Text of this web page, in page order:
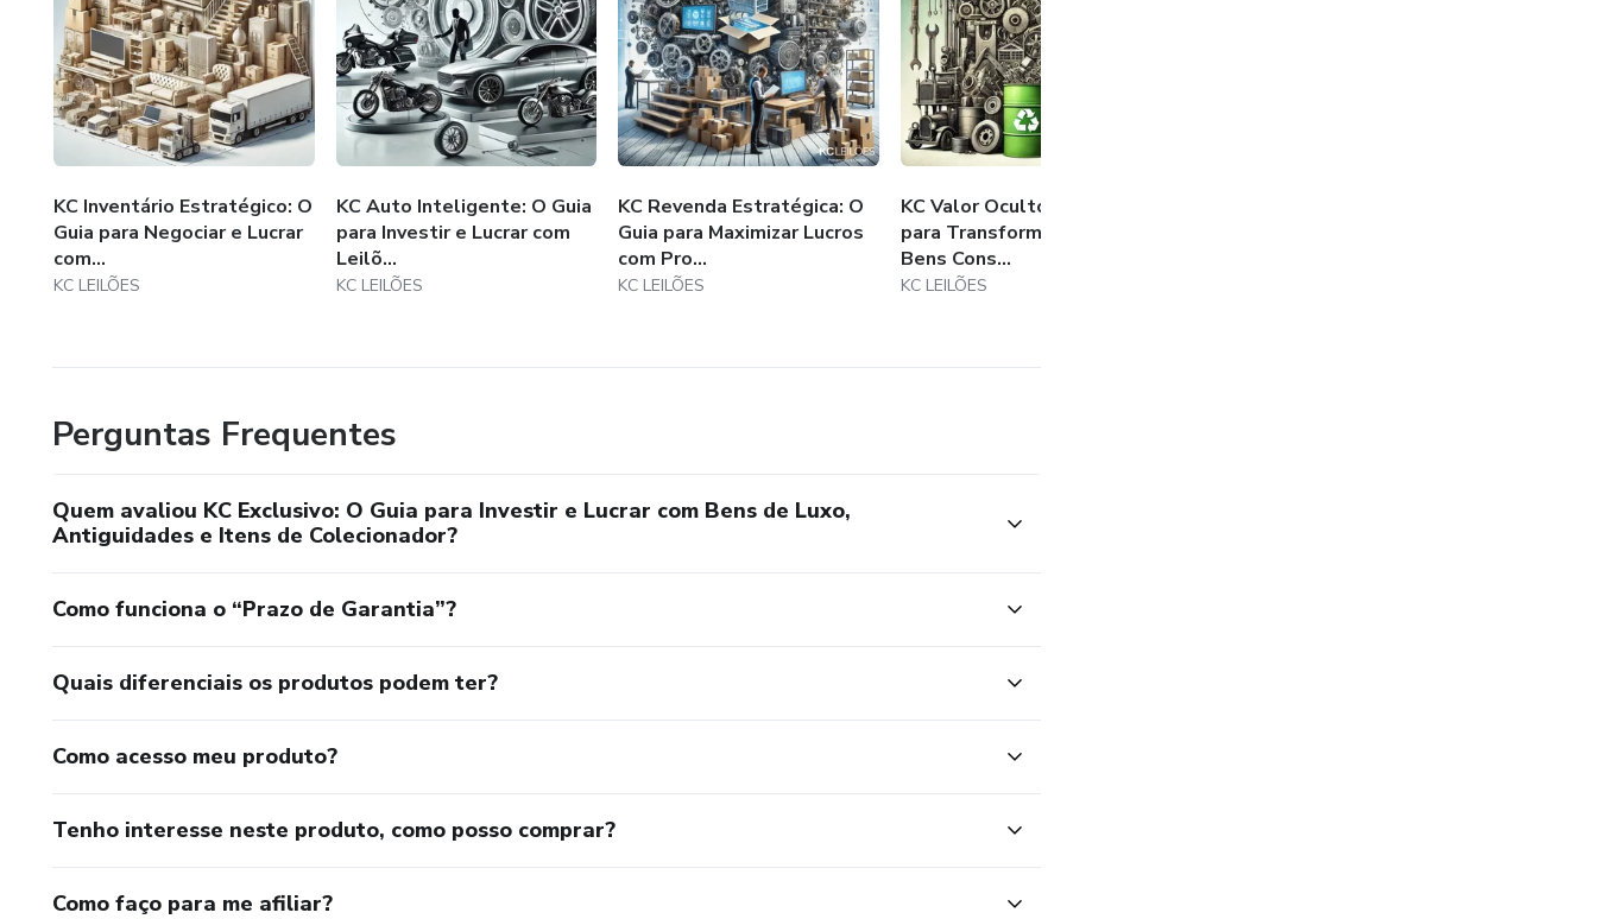
KC Inventário Estratégico: O
Guia para Negociar e Lucrar
com...
KC LEILÕES
KC Auto Inteligente: O Guia
para Investir e Lucrar com
Leilõ...
KC LEILÕES
KC Revenda Estratégica: O
Guia para Maximizar Lucros
com Pro...
KC LEILÕES
KC Valor Oculto: O Guia
para Transformar Sucatas e
Bens Cons...
KC LEILÕES
Perguntas Frequentes
Quem avaliou KC Exclusivo: O Guia para Investir e Lucrar com Bens de Luxo,
Antiguidades e Itens de Colecionador?
Como funciona o “Prazo de Garantia”?
Quais diferenciais os produtos podem ter?
Como acesso meu produto?
Tenho interesse neste produto, como posso comprar?
Como faço para me afiliar?